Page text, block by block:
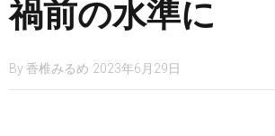
禍前の水準に
By 香椎みるめ 2023年6月29日